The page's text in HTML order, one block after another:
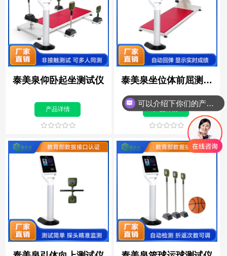
泰美泉仰卧起坐测试仪
产品详情
泰美泉坐位体前屈测试
仪
产品详情
可以介绍下你们的产品么？